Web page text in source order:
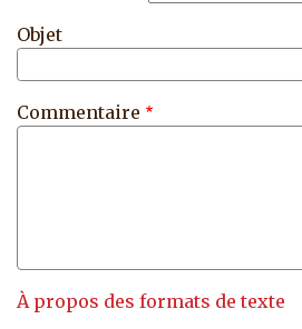
Objet
Commentaire
À propos des formats de texte